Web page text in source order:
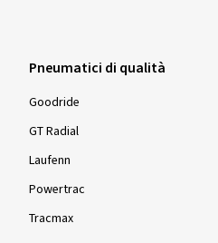
Pneumatici di qualità
Goodride
GT Radial
Laufenn
Powertrac
Tracmax